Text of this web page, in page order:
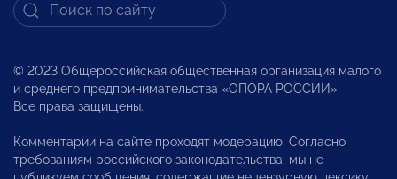
© 2023 Общероссийская общественная организация малого
и среднего предпринимательства «ОПОРА РОССИИ».
Все права защищены.
Комментарии на сайте проходят модерацию. Согласно
требованиям российского законодательства, мы не